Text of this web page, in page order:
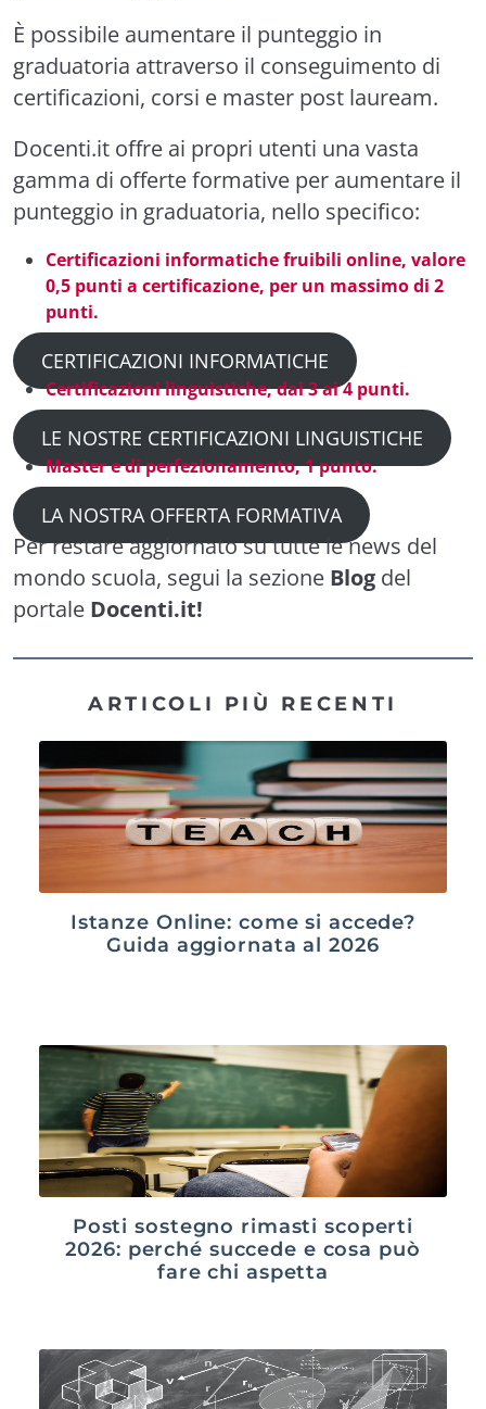
È possibile aumentare il punteggio in
graduatoria attraverso il conseguimento di
certificazioni, corsi e master post lauream.
Docenti.it offre ai propri utenti una vasta
gamma di offerte formative per aumentare il
punteggio in graduatoria, nello specifico:
Certificazioni informatiche fruibili online, valore
0,5 punti a certificazione, per un massimo di 2
punti.
CERTIFICAZIONI INFORMATICHE
Certificazioni linguistiche, dai 3 ai 4 punti.
LE NOSTRE CERTIFICAZIONI LINGUISTICHE
Master e di perfezionamento, 1 punto.
LA NOSTRA OFFERTA FORMATIVA
Per restare aggiornato su tutte le news del
mondo scuola, segui la sezione Blog del
portale Docenti.it!
ARTICOLI PIÙ RECENTI
Istanze Online: come si accede?
Guida aggiornata al 2026
Posti sostegno rimasti scoperti
2026: perché succede e cosa può
fare chi aspetta